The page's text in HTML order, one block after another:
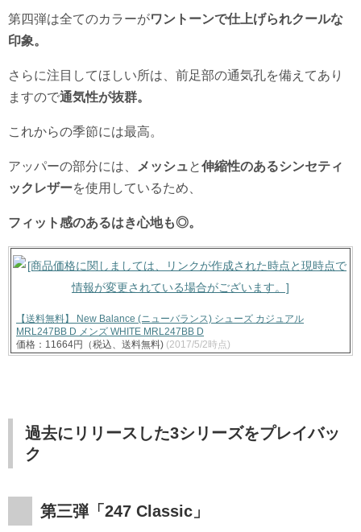
第四弾は全てのカラーがワントーンで仕上げられクールな
印象。
さらに注目してほしい所は、前足部の通気孔を備えてあり
ますので通気性が抜群。
これからの季節には最高。
アッパーの部分には、 メッシュ と伸縮性のあるシンセティ
ックレザーを使用しているため、
フィット感のあるはき心地も◎。
【送料無料】 New Balance (ニューバランス) シューズ カジュアル
MRL247BB D メンズ WHITE MRL247BB D
価格：11664円（税込、送料無料) (2017/5/2時点)
過去にリリースした3シリーズをプレイバッ
ク
第三弾「247 Classic」